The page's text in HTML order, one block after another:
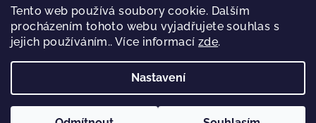
Tento web používá soubory cookie. Dalším
procházením tohoto webu vyjadřujete souhlas s
jejich používáním.. Více informací zde.
Nastavení
Nákupní košík
0ks /0 Kč
Hosana Home